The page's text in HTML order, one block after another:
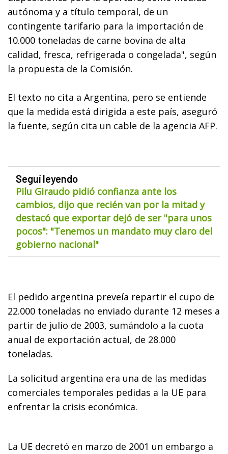
autónoma y a título temporal, de un
contingente tarifario para la importación de
10.000 toneladas de carne bovina de alta
calidad, fresca, refrigerada o congelada", según
la propuesta de la Comisión.
El texto no cita a Argentina, pero se entiende
que la medida está dirigida a este país, aseguró
la fuente, según cita un cable de la agencia AFP.
Seguí leyendo
Pilu Giraudo pidió confianza ante los
cambios, dijo que recién van por la mitad y
destacó que exportar dejó de ser "para unos
pocos": "Tenemos un mandato muy claro del
gobierno nacional"
El pedido argentina preveía repartir el cupo de
22.000 toneladas no enviado durante 12 meses a
partir de julio de 2003, sumándolo a la cuota
anual de exportación actual, de 28.000
toneladas.
La solicitud argentina era una de las medidas
comerciales temporales pedidas a la UE para
enfrentar la crisis económica.
La UE decretó en marzo de 2001 un embargo a